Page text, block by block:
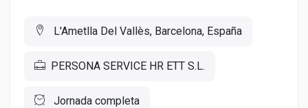
L'Ametlla Del Vallès, Barcelona, España
PERSONA SERVICE HR ETT S.L.
Jornada completa